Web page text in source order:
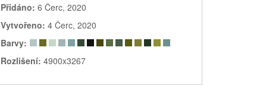
Přidáno: 6 Čerc, 2020
Vytvořeno: 4 Čerc, 2020
Barvy:
Rozlišení: 4900x3267